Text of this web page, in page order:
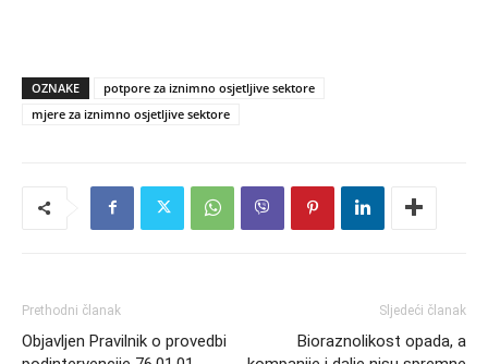
OZNAKE
potpore za iznimno osjetljive sektore
mjere za iznimno osjetljive sektore
Prethodni članak
Objavljen Pravilnik o provedbi
Sljedeći članak
Bioraznolikost opada, a